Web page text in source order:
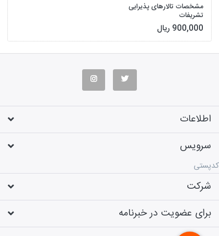
مشخصات تالارهای پذیرایی
تشریفات
900,000 ریال
اطلاعات
سرویس
کدپستی
شرکت
برای عضویت در خبرنامه